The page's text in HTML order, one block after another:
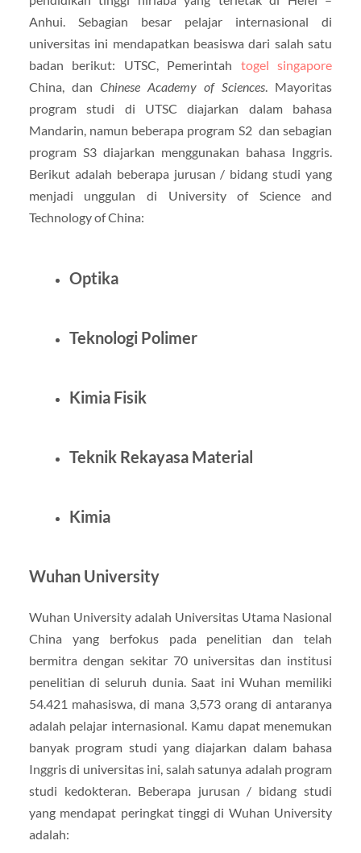
Anhui. Sebagian besar pelajar internasional di
universitas ini mendapatkan beasiswa dari salah satu
badan berikut: UTSC, Pemerintah togel singapore
China, dan Chinese Academy of Sciences. Mayoritas
program studi di UTSC diajarkan dalam bahasa
Mandarin, namun beberapa program S2 dan sebagian
program S3 diajarkan menggunakan bahasa Inggris.
Berikut adalah beberapa jurusan / bidang studi yang
menjadi unggulan di University of Science and
Technology of China:
Optika
Teknologi Polimer
Kimia Fisik
Teknik Rekayasa Material
Kimia
Wuhan University
Wuhan University adalah Universitas Utama Nasional
China yang berfokus pada penelitian dan telah
bermitra dengan sekitar 70 universitas dan institusi
penelitian di seluruh dunia. Saat ini Wuhan memiliki
54.421 mahasiswa, di mana 3,573 orang di antaranya
adalah pelajar internasional. Kamu dapat menemukan
banyak program studi yang diajarkan dalam bahasa
Inggris di universitas ini, salah satunya adalah program
studi kedokteran. Beberapa jurusan / bidang studi
yang mendapat peringkat tinggi di Wuhan University
adalah: